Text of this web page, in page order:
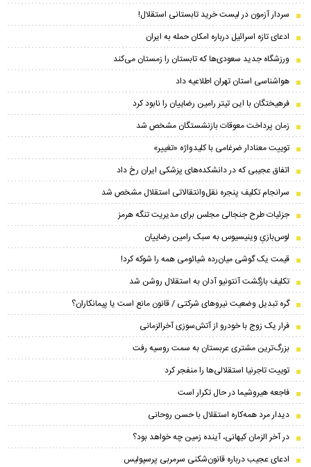
سردار آزمون در لیست خرید تابستانی استقلال!
ادعای تازه اسرائیل درباره امکان حمله به ایران
ورزشگاه جدید سعودی‌ها که تابستان را زمستان می‌کند
هواشناسی استان تهران اطلاعیه داد
فرهیختگان با این تیتر رامین رضاییان را نابود کرد
زمان پرداخت معوقات بازنشستگان مشخص شد
توییت معنادار ضرغامی با کلیدواژه «تغییر»
اتفاق عجیبی که در دانشکده‌های پزشکی ایران رخ داد
سرانجام تکلیف پنجره نقل‌وانتقالاتی استقلال مشخص شد
جزئیات طرح جنجالی مجلس برای مدیریت تنگه هرمز
لوس‌بازیِ وینیسیوس به سبک رامین رضاییان
قیمت یک گوشی میان‌رده شیائومی همه را شوکه کرد!
تکلیف بازگشت آنتونیو آدان به استقلال روشن شد
گره تبدیل وضعیت نیروهای شرکتی / قانون مانع است یا پیمانکاران؟
فرار یک زوج با خودرو از آتش‌سوزی آخرالزمانی
بزرگ‌ترین مشتری عربستان به سمت روسیه رفت
توییت تاجرنیا استقلالی‌ها را منفجر کرد
فاجعه هیروشیما در حال تکرار است
دیدار مرد همه‌کاره استقلال با حسن روحانی
در آخر الزمان کیهانی، آینده زمین چه خواهد بود؟
ادعای عجیب درباره قانون‌شکنی سرمربی پرسپولیس